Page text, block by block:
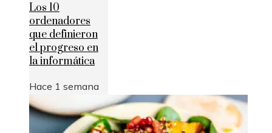
Los 10
ordenadores
que definieron
el progreso en
la informática
Hace 1 semana